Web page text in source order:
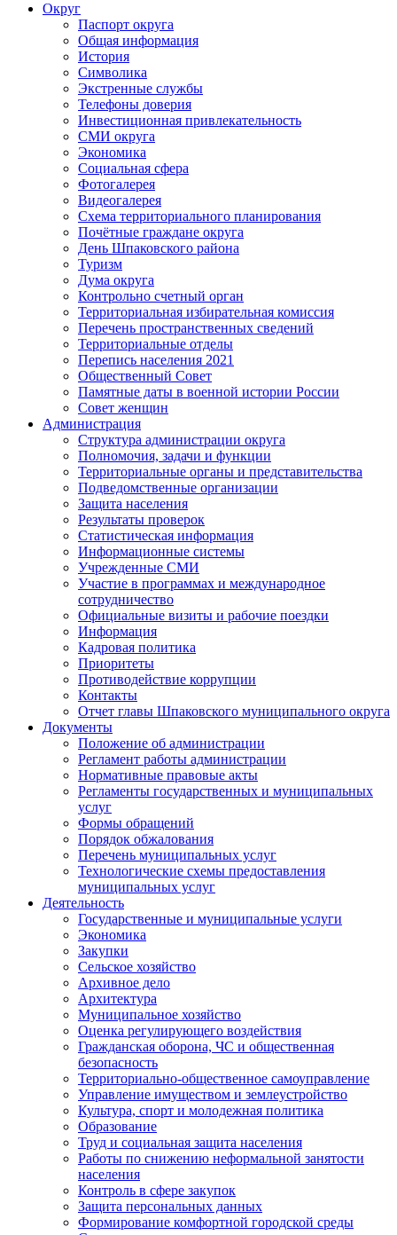
Округ
Паспорт округа
Общая информация
История
Символика
Экстренные службы
Телефоны доверия
Инвестиционная привлекательность
СМИ округа
Экономика
Социальная сфера
Фотогалерея
Видеогалерея
Схема территориального планирования
Почётные граждане округа
День Шпаковского района
Туризм
Дума округа
Контрольно счетный орган
Территориальная избирательная комиссия
Перечень пространственных сведений
Территориальные отделы
Перепись населения 2021
Общественный Совет
Памятные даты в военной истории России
Совет женщин
Администрация
Структура администрации округа
Полномочия, задачи и функции
Территориальные органы и представительства
Подведомственные организации
Защита населения
Результаты проверок
Статистическая информация
Информационные системы
Учрежденные СМИ
Участие в программах и международное
сотрудничество
Официальные визиты и рабочие поездки
Информация
Кадровая политика
Приоритеты
Противодействие коррупции
Контакты
Отчет главы Шпаковского муниципального округа
Документы
Положение об администрации
Регламент работы администрации
Нормативные правовые акты
Регламенты государственных и муниципальных
услуг
Формы обращений
Порядок обжалования
Перечень муниципальных услуг
Технологические схемы предоставления
муниципальных услуг
Деятельность
Государственные и муниципальные услуги
Экономика
Закупки
Сельское хозяйство
Архивное дело
Архитектура
Муниципальное хозяйство
Оценка регулирующего воздействия
Гражданская оборона, ЧС и общественная
безопасность
Территориально-общественное самоуправление
Управление имуществом и землеустройство
Культура, спорт и молодежная политика
Образование
Труд и социальная защита населения
Работы по снижению неформальной занятости
населения
Контроль в сфере закупок
Защита персональных данных
Формирование комфортной городской среды